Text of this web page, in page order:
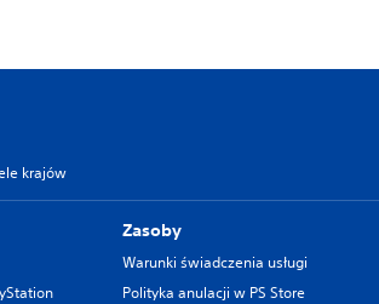
krajów
Zasoby
Warunki świadczenia usługi
Polityka anulacji w PS Store